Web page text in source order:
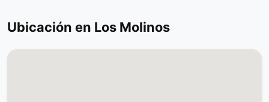
Ubicación en Los Molinos